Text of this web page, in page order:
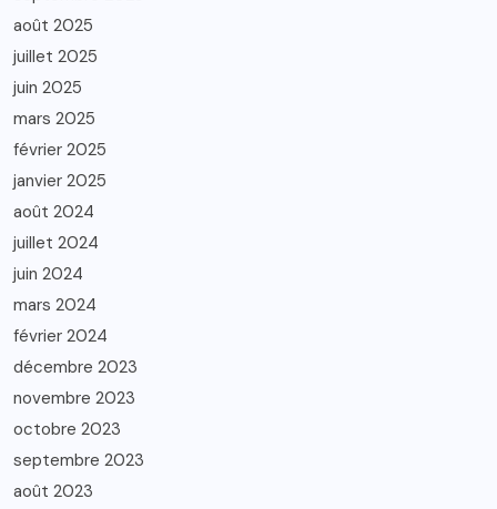
août 2025
juillet 2025
juin 2025
mars 2025
février 2025
janvier 2025
août 2024
juillet 2024
juin 2024
mars 2024
février 2024
décembre 2023
novembre 2023
octobre 2023
septembre 2023
août 2023